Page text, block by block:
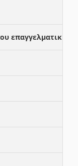
επαγγελματικης